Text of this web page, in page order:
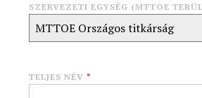
SZERVEZETI EGYSÉG (MTTOE
MTTOE Országos titkárság
TELJES NÉV *